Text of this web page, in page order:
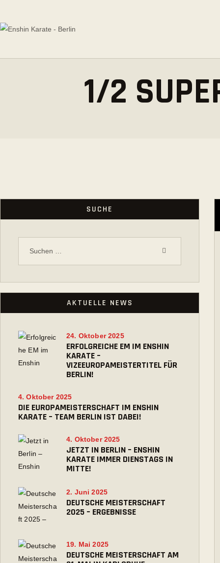
1/2
ÜBER ENSHIN
EVENTS
UNSER TEAM
SUCHE
AKTUELLE NEWS
ERFOLGREICHE EM IM ENSHIN
KARATE –
VIZEEUROPAMEISTERTITEL FÜR
BERLIN!
24. Oktober 2025
DIE EUROPAMEISTERSCHAFT IM ENSHIN
KARATE – TEAM BERLIN IST DABEI!
4. Oktober 2025
JETZT IN BERLIN – ENSHIN
KARATE IMMER DIENSTAGS IN
MITTE!
4. Oktober 2025
DEUTSCHE MEISTERSCHAFT
2025 – ERGEBNISSE
2. Juni 2025
DEUTSCHE MEISTERSCHAFT AM
19. Mai 2025